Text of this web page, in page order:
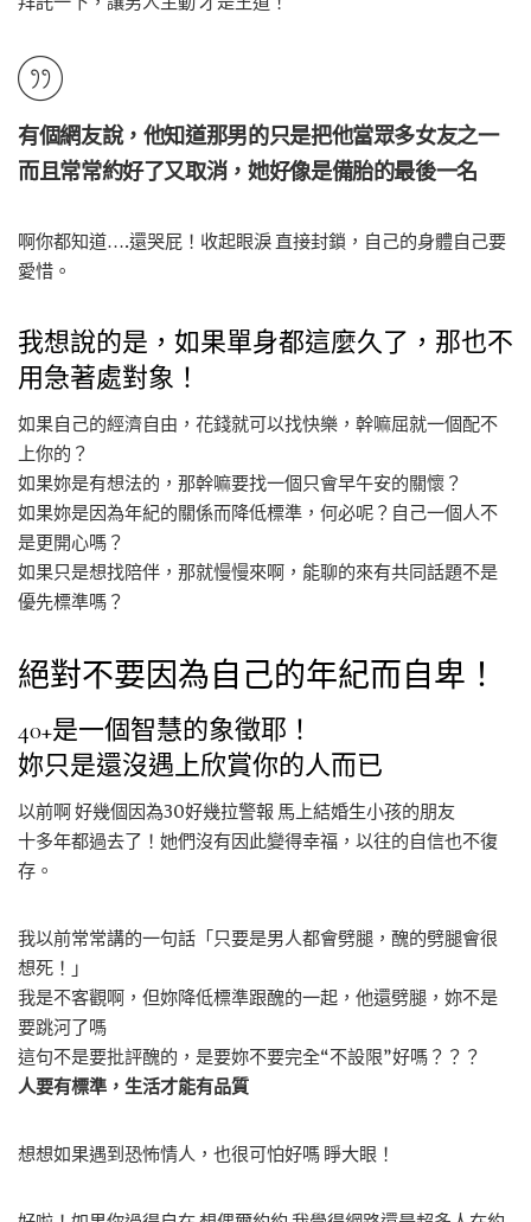
有個網友說，他知道那男的只是把他當眾多女友之一
而且常常約好了又取消，她好像是備胎的最後一名
啊你都知道….還哭屁！收起眼淚 直接封鎖，自己的身體自己要
愛惜。
我想說的是，如果單身都這麼久了，那也不
用急著處對象！
如果自己的經濟自由，花錢就可以找快樂，幹嘛屈就一個配不
上你的？
如果妳是有想法的，那幹嘛要找一個只會早午安的關懷？
如果妳是因為年紀的關係而降低標準，何必呢？自己一個人不
是更開心嗎？
如果只是想找陪伴，那就慢慢來啊，能聊的來有共同話題不是
優先標準嗎？
絕對不要因為自己的年紀而自卑！
40+是一個智慧的象徵耶！
妳只是還沒遇上欣賞你的人而已
以前啊 好幾個因為30好幾拉警報 馬上結婚生小孩的朋友
十多年都過去了！她們沒有因此變得幸福，以往的自信也不復
存。
我以前常常講的一句話「只要是男人都會劈腿，醜的劈腿會很
想死！」
我是不客觀啊，但妳降低標準跟醜的一起，他還劈腿，妳不是
要跳河了嗎
這句不是要批評醜的，是要妳不要完全“不設限”好嗎？？？
人要有標準，生活才能有品質
想想如果遇到恐怖情人，也很可怕好嗎 睜大眼！